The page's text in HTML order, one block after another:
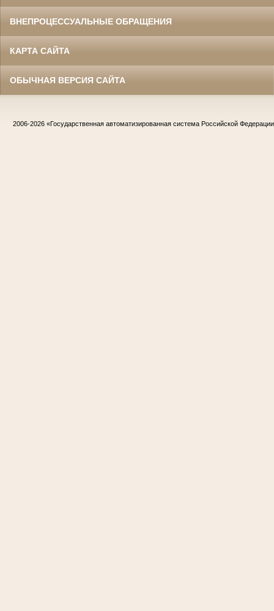
ВНЕПРОЦЕССУАЛЬНЫЕ ОБРАЩЕНИЯ
КАРТА САЙТА
ОБЫЧНАЯ ВЕРСИЯ САЙТА
2006-2026 «Государственная автоматизированная система Российской